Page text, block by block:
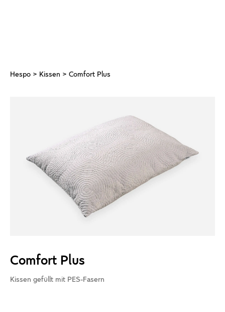
Hespo > Kissen > Comfort Plus
Comfort Plus
Kissen gefüllt mit PES-Fasern